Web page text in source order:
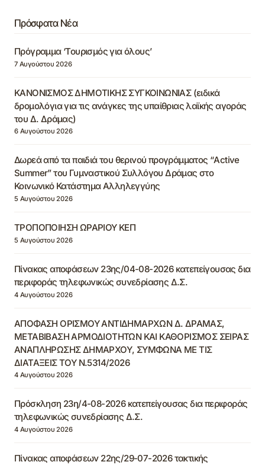
Πρόσφατα Νέα
Πρόγραμμα ‘Τουρισμός για όλους’
7 Αυγούστου 2026
ΚΑΝΟΝΙΣΜΟΣ ΔΗΜΟΤΙΚΗΣ ΣΥΓΚΟΙΝΩΝΙΑΣ (ειδικά
δρομολόγια για τις ανάγκες της υπαίθριας λαϊκής αγοράς
του Δ. Δράμας)
6 Αυγούστου 2026
Δωρεά από τα παιδιά του θερινού προγράμματος “Active
Summer” του Γυμναστικού Συλλόγου Δράμας στο
Κοινωνικό Κατάστημα Αλληλεγγύης
5 Αυγούστου 2026
ΤΡΟΠΟΠΟΙΗΣΗ ΩΡΑΡΙΟΥ ΚΕΠ
5 Αυγούστου 2026
Πίνακας αποφάσεων 23ης/04-08-2026 κατεπείγουσας δια
περιφοράς τηλεφωνικώς συνεδρίασης Δ.Σ.
4 Αυγούστου 2026
ΑΠΟΦΑΣΗ ΟΡΙΣΜΟΥ ΑΝΤΙΔΗΜΑΡΧΩΝ Δ. ΔΡΑΜΑΣ,
ΜΕΤΑΒΙΒΑΣΗ ΑΡΜΟΔΙΟΤΗΤΩΝ ΚΑΙ ΚΑΘΟΡΙΣΜΟΣ ΣΕΙΡΑΣ
ΑΝΑΠΛΗΡΩΣΗΣ ΔΗΜΑΡΧΟΥ, ΣΥΜΦΩΝΑ ΜΕ ΤΙΣ
ΔΙΑΤΑΞΕΙΣ ΤΟΥ Ν.5314/2026
4 Αυγούστου 2026
Πρόσκληση 23η/4-08-2026 κατεπείγουσας δια περιφοράς
τηλεφωνικώς συνεδρίασης Δ.Σ.
4 Αυγούστου 2026
Πίνακας αποφάσεων 22ης/29-07-2026 τακτικής